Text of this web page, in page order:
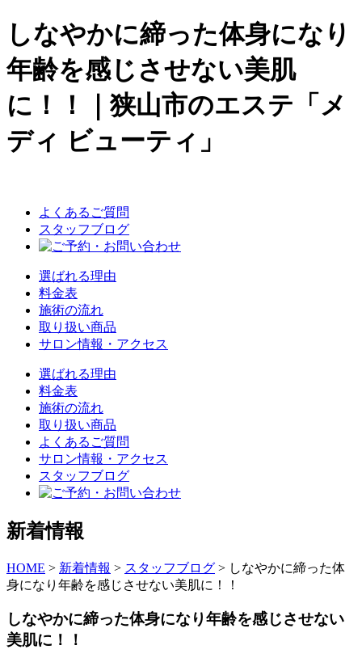
しなやかに締った体身になり
年齢を感じさせない美肌
に！！｜狭山市のエステ「メ
ディ ビューティ」
よくあるご質問
スタッフブログ
選ばれる理由
料金表
施術の流れ
取り扱い商品
サロン情報・アクセス
選ばれる理由
料金表
施術の流れ
取り扱い商品
よくあるご質問
サロン情報・アクセス
スタッフブログ
新着情報
HOME > 新着情報 > スタッフブログ > しなやかに締った体
身になり年齢を感じさせない美肌に！！
しなやかに締った体身になり年齢を感じさせない
美肌に！！